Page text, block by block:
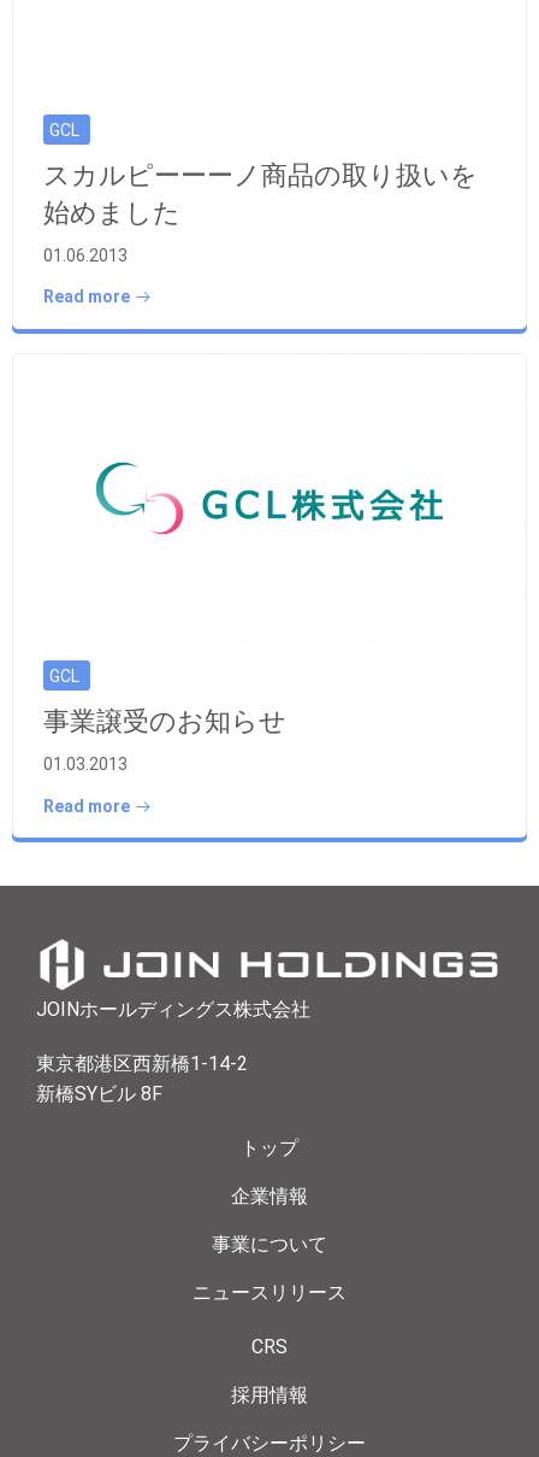
GCL
スカルピーーーノ商品の取り扱いを
始めました
01.06.2013
Read more
GCL
事業譲受のお知らせ
01.03.2013
Read more
JOINホールディングス株式会社
東京都港区西新橋1-14-2
新橋SYビル 8F
トップ
企業情報
事業について
ニュースリリース
CRS
採用情報
プライバシーポリシー